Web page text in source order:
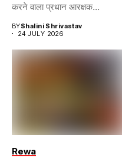
करने वाला प्रधान आरक्षक...
BYShalini Shrivastav
24 JULY 2026
Rewa